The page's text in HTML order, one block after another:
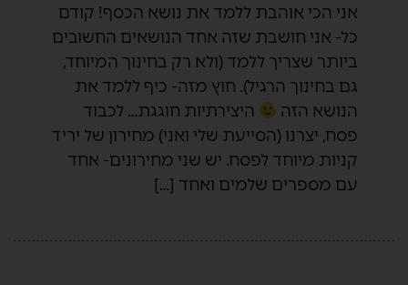
אני הכי אוהבת ללמד את נושא הכסף! קודם
כל- אני חושבת שזה אחד הנושאים החשובים
ביותר שצריך ללמד (ולא רק בחינוך המיוחד,
גם בחינוך הרגיל). חוץ מזה- כיף ללמד את
הנושא הזה
היצירתיות חוגגת… לכבוד
פסח, יצרנו (הסייעת שלי ואני) מחירון של יריד
קניות מיוחד לפסח. יש שני מחירונים- אחד
עם מספרים שלמים ואחד […]